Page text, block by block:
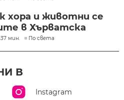
хора и животни се
в Хърватска
мин. По света
В
Instagram